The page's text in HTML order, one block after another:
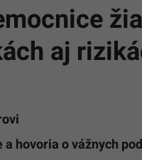
aj
hovoria o vážnych